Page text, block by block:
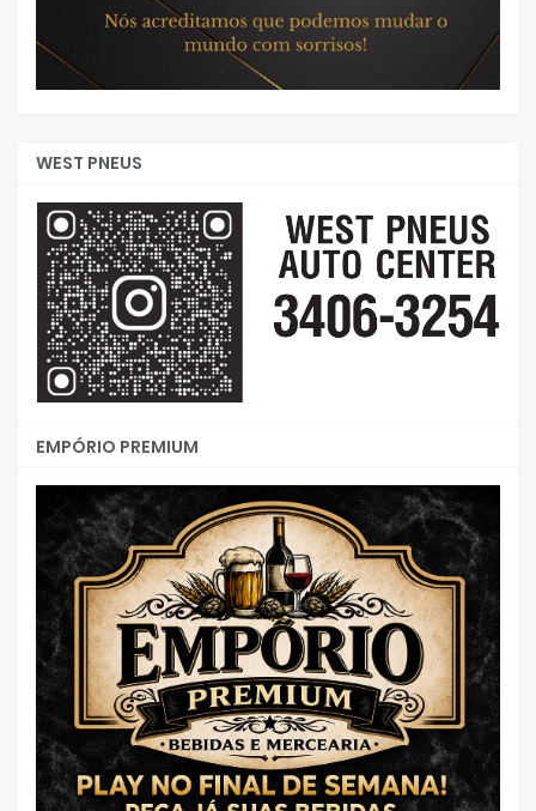
WEST PNEUS
EMPÓRIO PREMIUM